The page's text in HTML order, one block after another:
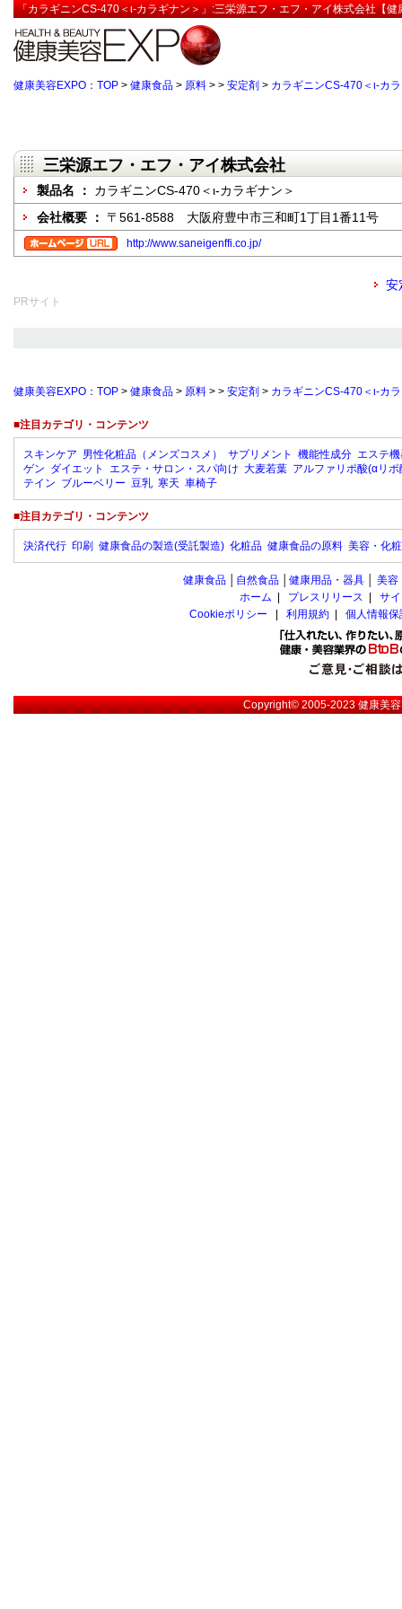
「カラギニンCS-470＜ι-カラギナン＞」:三栄源エフ・エフ・アイ株式会社【健
健康美容EXPO：TOP > 健康食品 > 原料 > > 安定剤 > カラギニンCS-470＜ι-カ
三栄源エフ・エフ・アイ株式会社
製品名 ： カラギニンCS-470＜ι-カラギナン＞
会社概要 ： 〒561-8588 大阪府豊中市三和町1丁目1番11号
http://www.saneigenffi.co.jp/
安
PRサイト
健康美容EXPO：TOP > 健康食品 > 原料 > > 安定剤 > カラギニンCS-470＜ι-カ
■注目カテゴリ・コンテンツ
スキンケア 男性化粧品（メンズコスメ） サプリメント 機能性成分 エステ
ゲン ダイエット エステ・サロン・スパ向け 大麦若葉 アルファリポ酸(αリポ
テイン ブルーベリー 豆乳 寒天 車椅子
■注目カテゴリ・コンテンツ
決済代行 印刷 健康食品の製造(受託製造) 化粧品 健康食品の原料 美容・化
健康食品 自然食品 健康用品・器具 美容
ホーム
プレスリリース
サ
Cookieポリシー
利用規約 個人情報
Copyright© 2005-2023健康美